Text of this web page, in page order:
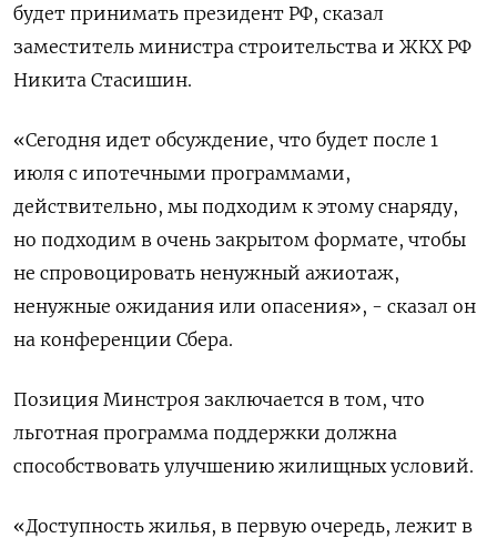
будет принимать президент РФ, сказал
заместитель министра строительства и ЖКХ РФ
Никита Стасишин.
«Сегодня идет обсуждение, что будет после 1
июля с ипотечными программами,
действительно, мы подходим к этому снаряду,
но подходим в очень закрытом формате, чтобы
не спровоцировать ненужный ажиотаж,
ненужные ожидания или опасения», - сказал он
на конференции Сбера.
Позиция Минстроя заключается в том, что
льготная программа поддержки должна
способствовать улучшению жилищных условий.
«Доступность жилья, в первую очередь, лежит в